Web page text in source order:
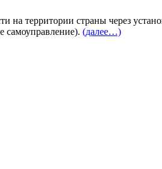
на территории страны через
самоуправление). (далее…)